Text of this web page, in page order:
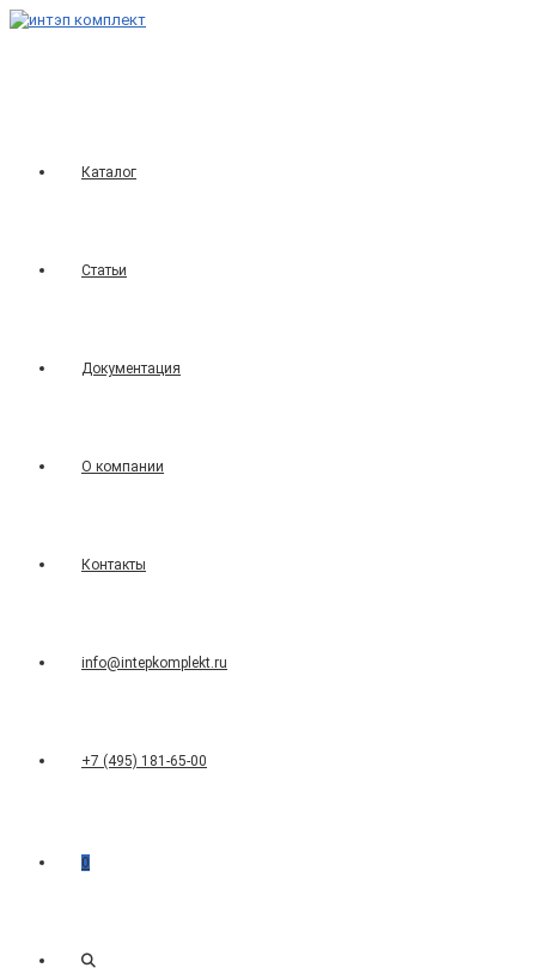
Перейти
Каталог
Статьи
Документация
О компании
Контакты
info@intepkomplekt.ru
+7 (495) 181-65-00
0
Переключить